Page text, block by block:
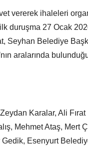
vererek ihaleleri
duruşma 27 Ocak
Seyhan Belediye
aralarında
Karalar, Ali Fırat
Mehmet Ataş, Mert
Gedik, Esenyurt